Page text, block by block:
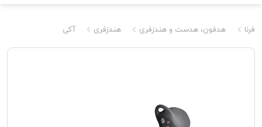
فرنا هدفون، هدست و هندزفری هندزفری آکی